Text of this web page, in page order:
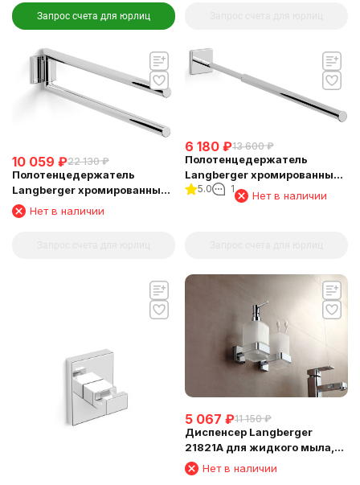
Запрос счета для юрлиц
10 059 ₽22 130 ₽
Полотенцедержатель
Langberger хромированный
к стене двойной поворотный
11808E
Нет в наличии
6 180 ₽13 600 ₽
Полотенцедержатель
Langberger хромированный
к стене телескопический
33-53 см 11809A
5.0 1
Нет в наличии
5 067 ₽11 150 ₽
Диспенсер Langberger
21821A для жидкого мыла,
стеклянный, к стене,
квадратный
Нет в наличии